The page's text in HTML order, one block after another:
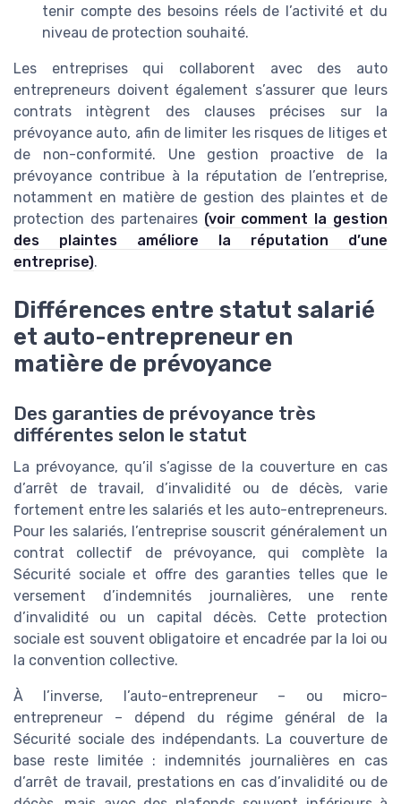
tenir compte des besoins réels de l’activité et du
niveau de protection souhaité.
Les entreprises qui collaborent avec des auto
entrepreneurs doivent également s’assurer que leurs
contrats intègrent des clauses précises sur la
prévoyance auto, afin de limiter les risques de litiges et
de non-conformité. Une gestion proactive de la
prévoyance contribue à la réputation de l’entreprise,
notamment en matière de gestion des plaintes et de
protection des partenaires (voir comment la gestion
des plaintes améliore la réputation d’une
entreprise).
Différences entre statut salarié
et auto-entrepreneur en
matière de prévoyance
Des garanties de prévoyance très
différentes selon le statut
La prévoyance, qu’il s’agisse de la couverture en cas
d’arrêt de travail, d’invalidité ou de décès, varie
fortement entre les salariés et les auto-entrepreneurs.
Pour les salariés, l’entreprise souscrit généralement un
contrat collectif de prévoyance, qui complète la
Sécurité sociale et offre des garanties telles que le
versement d’indemnités journalières, une rente
d’invalidité ou un capital décès. Cette protection
sociale est souvent obligatoire et encadrée par la loi ou
la convention collective.
À l’inverse, l’auto-entrepreneur – ou micro-
entrepreneur – dépend du régime général de la
Sécurité sociale des indépendants. La couverture de
base reste limitée : indemnités journalières en cas
d’arrêt de travail, prestations en cas d’invalidité ou de